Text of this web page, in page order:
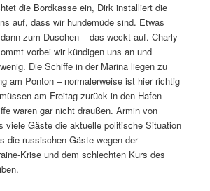
die Bordkasse ein, Dirk installiert die
auf, dass wir hundemüde sind. Etwas
zum Duschen – das weckt auf. Charly
vorbei wir kündigen uns an und
Die Schiffe in der Marina liegen zu
am Ponton – normalerweise ist hier richtig
am Freitag zurück in den Hafen –
waren gar nicht draußen. Armin von
viele Gäste die aktuelle politische Situation
die russischen Gäste wegen der
Krise und dem schlechten Kurs des